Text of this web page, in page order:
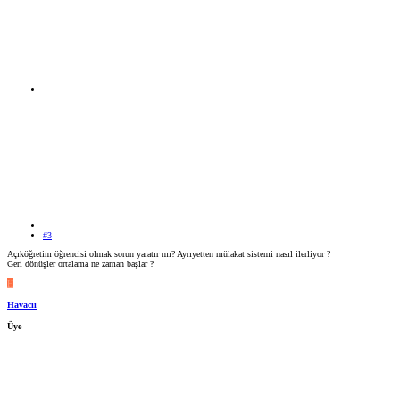
#3
Açıköğretim öğrencisi olmak sorun yaratır mı? Ayrıyetten mülakat sistemi nasıl ilerliyor ?
Geri dönüşler ortalama ne zaman başlar ?
H
Havacıı
Üye